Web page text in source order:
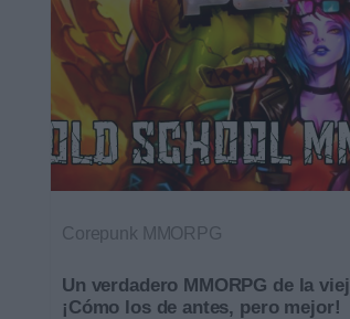
Corepunk MMORPG
Un verdadero MMORPG de la
¡Cómo los de antes, pero mejor!